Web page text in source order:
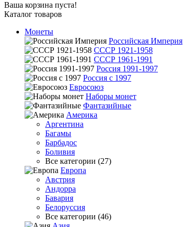
Ваша корзина пуста!
Каталог товаров
Монеты
Российская Империя
СССР 1921-1958
СССР 1961-1991
Россия 1991-1997
Россия с 1997
Евросоюз
Наборы монет
Фантазийные
Америка
Аргентина
Багамы
Барбадос
Боливия
Все категории (27)
Европа
Австрия
Андорра
Бавария
Белоруссия
Все категории (46)